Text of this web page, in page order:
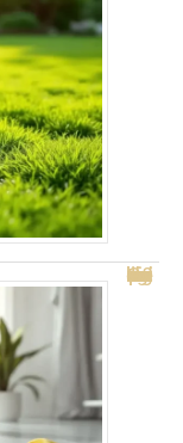
Combien de temps pour agir l’acide sur votre carrelage ?